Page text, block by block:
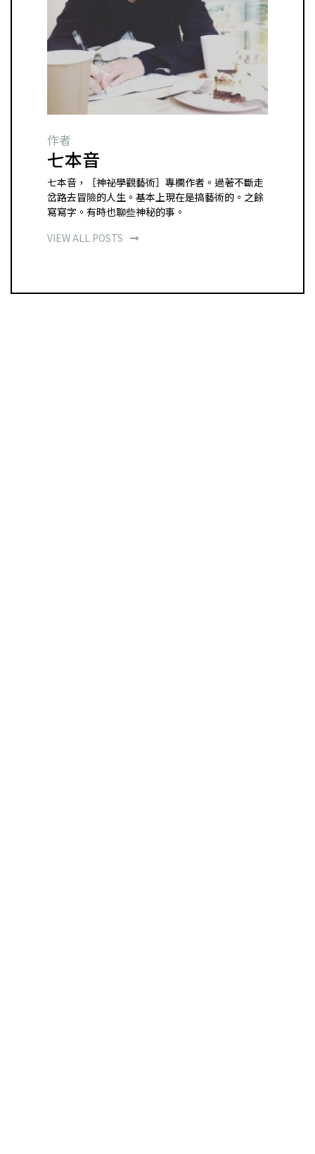
作者
七本音
七本音，［神祕學觀藝術］專欄作者。過著不斷走
岔路去冒險的人生。基本上現在是搞藝術的。之餘
寫寫字。有時也聊些神秘的事。
VIEW ALL POSTS